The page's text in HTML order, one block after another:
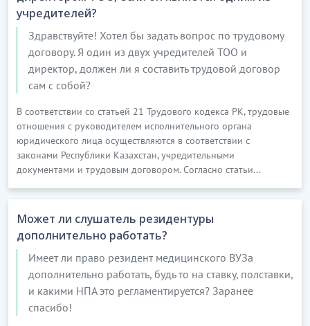
учредителей?
Здравствуйте! Хотел бы задать вопрос по трудовому
договору. Я один из двух учредителей ТОО и
директор, должен ли я составить трудовой договор
сам с собой?
В соответствии со статьей 21 Трудового кодекса РК, трудовые
отношения с руководителем исполнительного органа
юридического лица осуществляются в соответствии с
законами Республики Казахстан, учредительными
документами и трудовым договором. Согласно статьи...
Может ли слушатель резидентуры
дополнительно работать?
Имеет ли право резидент медицинского ВУЗа
дополнительно работать, будь то на ставку, полставки,
и какими НПА это регламентируется? Заранее
спасибо!